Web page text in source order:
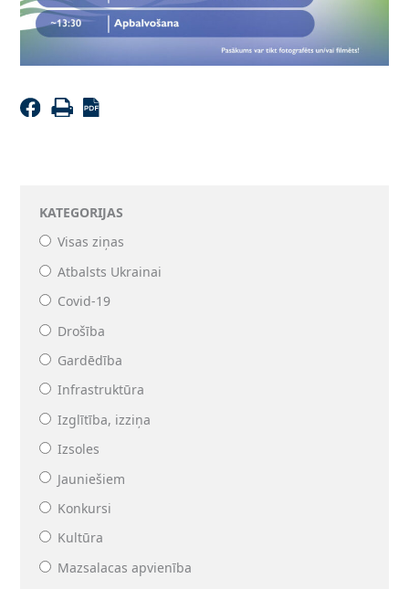
KATEGORIJAS
Visas ziņas
Atbalsts Ukrainai
Covid-19
Drošība
Gardēdība
Infrastruktūra
Izglītība, izziņa
Izsoles
Jauniešiem
Konkursi
Kultūra
Mazsalacas apvienība